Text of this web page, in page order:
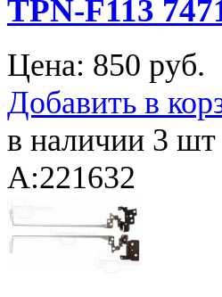
TPN-F113
Цена: 850 руб.
Добавить в
в наличии 3 шт
A:221632